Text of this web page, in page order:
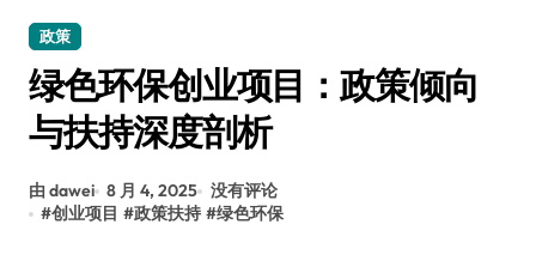
政策
绿色环保创业项目：政策倾向
与扶持深度剖析
由 dawei 8 月 4, 2025 没有评论
#创业项目 #政策扶持 #绿色环保